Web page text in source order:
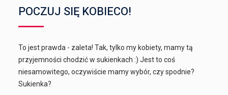
POCZUJ SIĘ KOBIECO!
To jest prawda - zaleta! Tak, tylko my kobiety, mamy tą
przyjemności chodzić w sukienkach :) Jest to coś
niesamowitego, oczywiście mamy wybór, czy spodnie?
Sukienka?